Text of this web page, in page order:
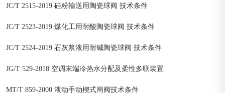
JC/T 2515-2019 硅粉输送用陶瓷球阀 技术条件
JC/T 2523-2019 煤化工用耐酸陶瓷球阀 技术条件
JC/T 2524-2019 石灰浆液用耐碱陶瓷球阀 技术条件
JG/T 529-2018 空调末端冷热水分配及柔性多联装置
MT/T 859-2000 液动手动楔式闸阀技术条件